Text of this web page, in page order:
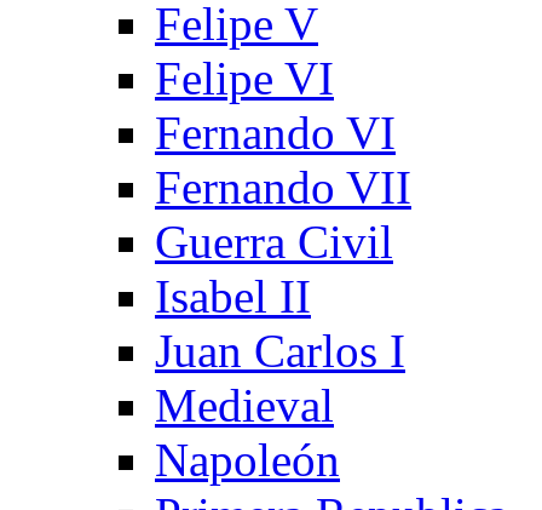
Felipe V
Felipe VI
Fernando VI
Fernando VII
Guerra Civil
Isabel II
Juan Carlos I
Medieval
Napoleón